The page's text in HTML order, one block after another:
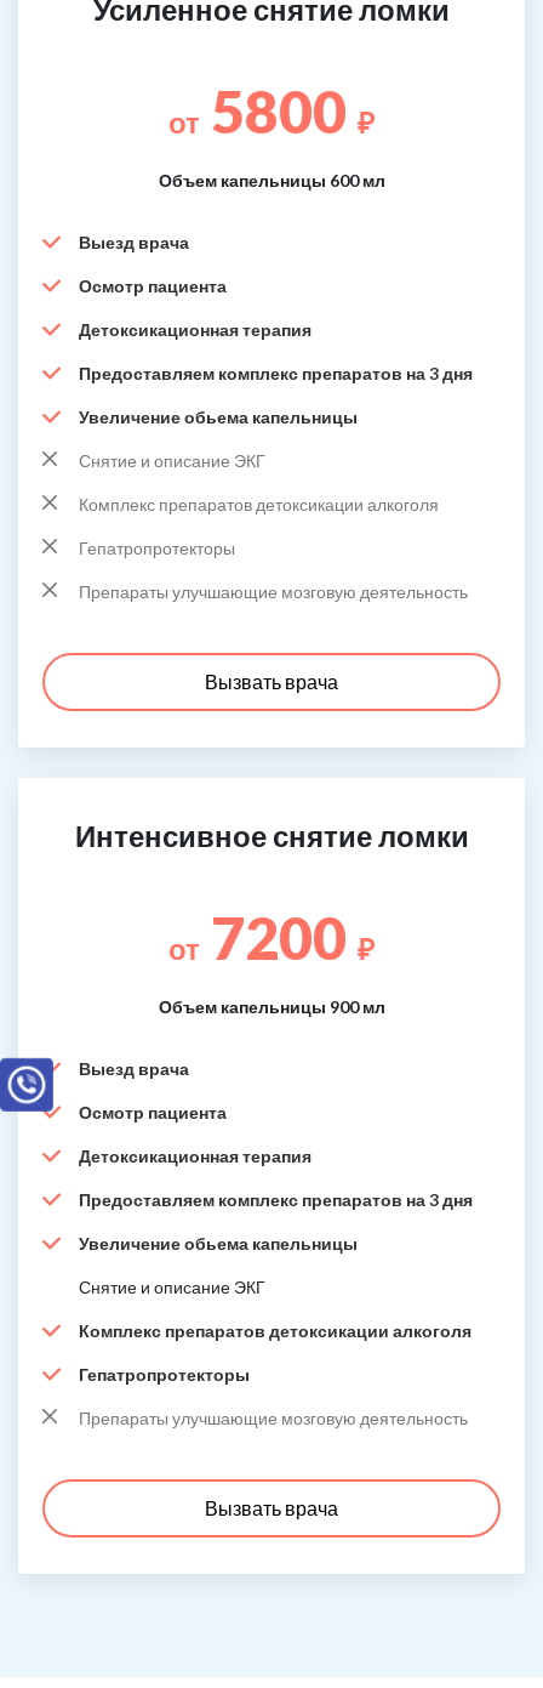
Усиленное снятие ломки
от 5800 ₽
Объем капельницы 600 мл
Выезд врача
Осмотр пациента
Детоксикационная терапия
Предоставляем комплекс препаратов на 3 дня
Увеличение обьема капельницы
Снятие и описание ЭКГ
Комплекс препаратов детоксикации алкоголя
Гепатропротекторы
Препараты улучшающие мозговую деятельность
Вызвать врача
Интенсивное снятие ломки
от 7200 ₽
Объем капельницы 900 мл
Выезд врача
Осмотр пациента
Детоксикационная терапия
Предоставляем комплекс препаратов на 3 дня
Увеличение обьема капельницы
Снятие и описание ЭКГ
Комплекс препаратов детоксикации алкоголя
Гепатропротекторы
Препараты улучшающие мозговую деятельность
Вызвать врача